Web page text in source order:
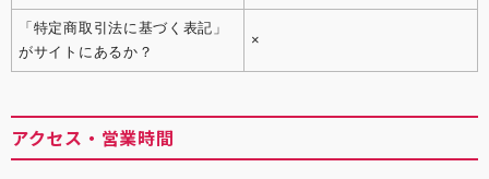
「特定商取引法に基づく表記」
がサイトにあるか？
×
アクセス・営業時間